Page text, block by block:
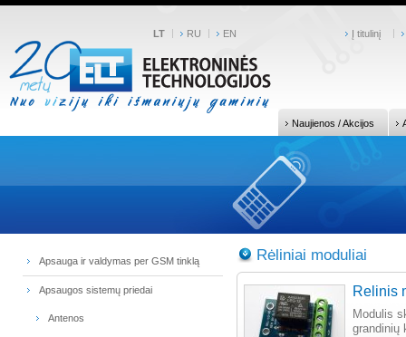
LT RU EN Į titulinį
Naujienos / Akcijos
Apsauga ir valdymas per GSM tinklą
Apsaugos sistemų priedai
Antenos
Rėliniai moduliai
Relinis
Modulis
grandinių